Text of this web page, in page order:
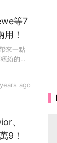
ago
等7
！
來一點
紛的銀
、
9！